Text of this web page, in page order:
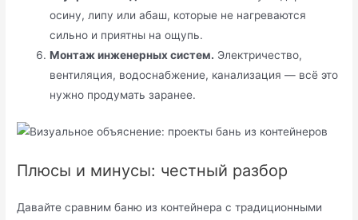
осину, липу или абаш, которые не нагреваются
сильно и приятны на ощупь.
Монтаж инженерных систем. Электричество,
вентиляция, водоснабжение, канализация — всё это
нужно продумать заранее.
Плюсы и минусы: честный разбор
Давайте сравним баню из контейнера с традиционными